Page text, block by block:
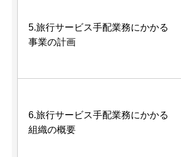
5.旅行サービス手配業務にかかる
事業の計画
6.旅行サービス手配業務にかかる
組織の概要